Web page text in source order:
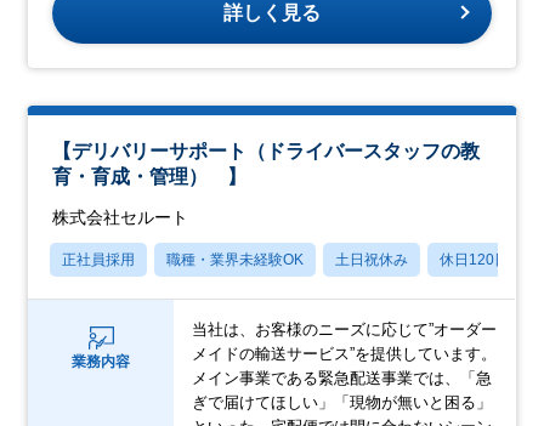
詳しく見る
【デリバリーサポート（ドライバースタッフの教
育・育成・管理） 】
株式会社セルート
正社員採用 職種・業界未経験OK 土日祝休み 休日120日以上
業務内容
当社は、お客様のニーズに応じて”オーダー
メイドの輸送サービス”を提供しています。
メイン事業である緊急配送事業では、「急
ぎで届けてほしい」「現物が無いと困る」